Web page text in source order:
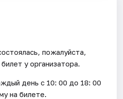
пожалуйста,
у организатора.
день c 10: 00 до 18: 00
на билете.